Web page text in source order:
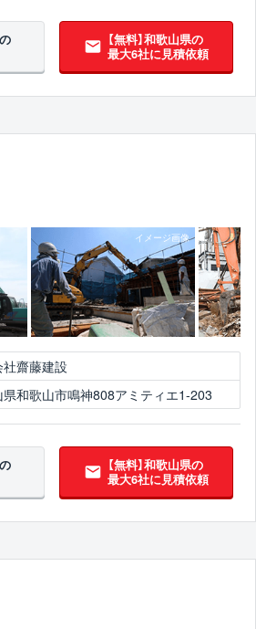
【無料】和歌山県の
最大6社に見積依頼
齋藤建設
県和歌山市鳴神808アミティエ1-203
【無料】和歌山県の
最大6社に見積依頼